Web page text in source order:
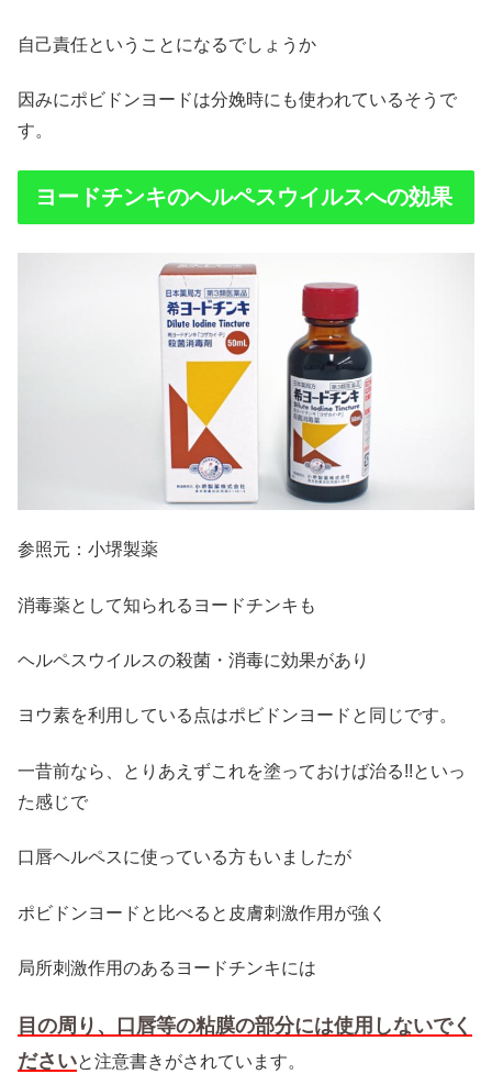
自己責任ということになるでしょうか
因みにポビドンヨードは分娩時にも使われているそうで
す。
ヨードチンキのヘルペスウイルスへの効果
参照元：小堺製薬
消毒薬として知られるヨードチンキも
ヘルペスウイルスの殺菌・消毒に効果があり
ヨウ素を利用している点はポビドンヨードと同じです。
一昔前なら、とりあえずこれを塗っておけば治る!!といっ
た感じで
口唇ヘルペスに使っている方もいましたが
ポビドンヨードと比べると皮膚刺激作用が強く
局所刺激作用のあるヨードチンキには
目の周り、口唇等の粘膜の部分には使用しないでく
ださいと注意書きがされています。